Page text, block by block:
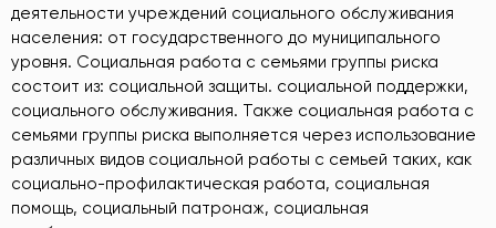
деятельности учреждений социального обслуживания
населения: от государственного до муниципального
уровня. Социальная работа с семьями группы риска
состоит из: социальной защиты. социальной поддержки,
социального обслуживания. Также социальная работа с
семьями группы риска выполняется через использование
различных видов социальной работы с семьей таких, как
социально-профилактическая работа, социальная
помощь, социальный патронаж, социальная